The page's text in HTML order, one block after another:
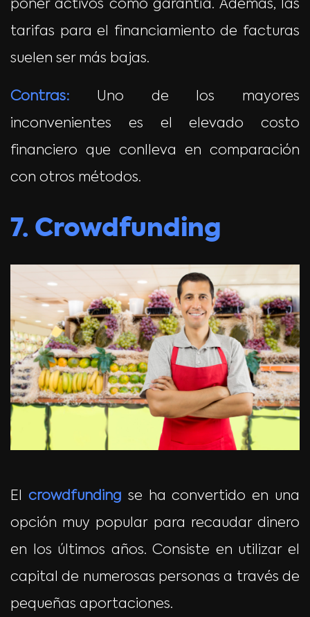
poner activos como garantía. Además, las
tarifas para el financiamiento de facturas
suelen ser más bajas.
Contras:
Uno de los mayores
inconvenientes es el elevado costo
financiero que conlleva en comparación
con otros métodos.
7. Crowdfunding
El crowdfunding se ha convertido en una
opción muy popular para recaudar dinero
en los últimos años. Consiste en utilizar el
capital de numerosas personas a través de
pequeñas aportaciones.